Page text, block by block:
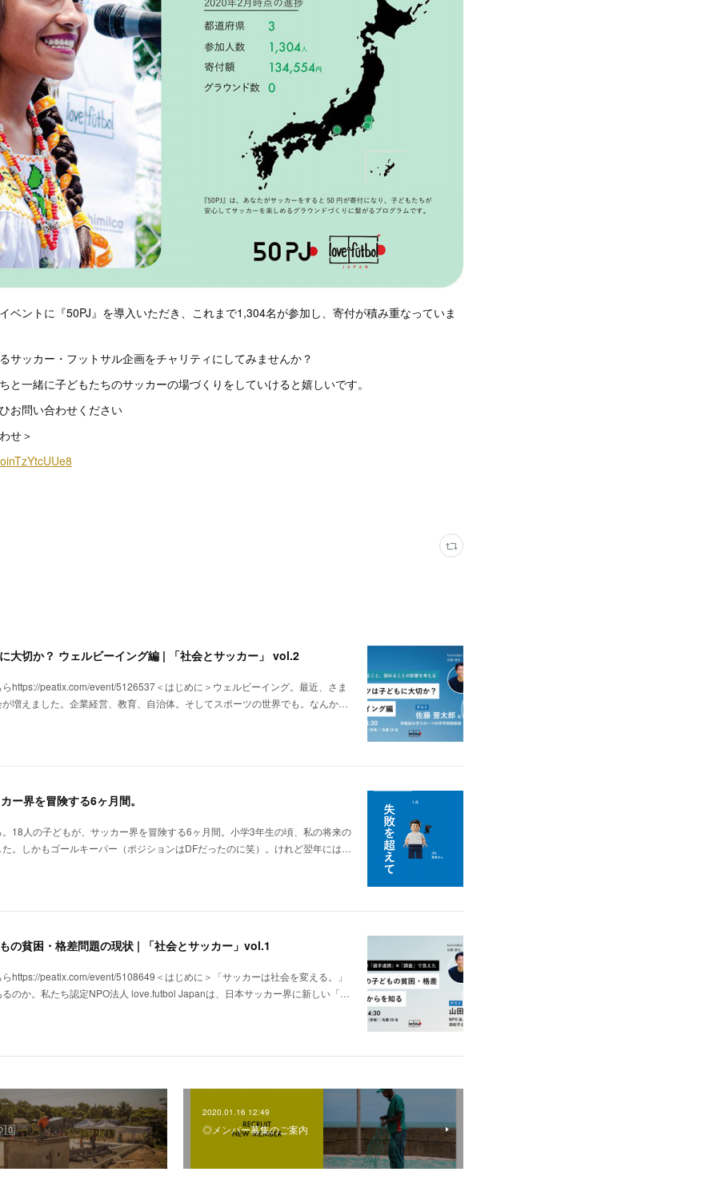
ベントに『50PJ』を導入いただき、これまで1,304名が参加し、寄付が積み重なっていま
サッカー・フットサル企画をチャリティにしてみませんか？
と一緒に子どもたちのサッカーの場づくりをしていけると嬉しいです。
お問い合わせください
せ＞
大切か？ ウェルビーイング編 | 「社会とサッカー」 vol.2
https://peatix.com/event/5126537＜はじめに＞ウェルビーイング。最近、さま
増えました。企業経営、教育、自治体。そしてスポーツの世界でも。なんか…
ー界を冒険する6ヶ月間。
18人の子どもが、サッカー界を冒険する6ヶ月間。小学3年生の頃、私の将来の
。しかもゴールキーパー（ポジションはDFだったのに笑）。けれど翌年には…
の貧困・格差問題の現状 | 「社会とサッカー」vol.1
https://peatix.com/event/5108649＜はじめに＞「サッカーは社会を変える。」
のか。私たち認定NPO法人 love.futbol Japanは、日本サッカー界に新しい「…
🇩🇴
2020.01.16 12:49
◎メンバー募集のご案内